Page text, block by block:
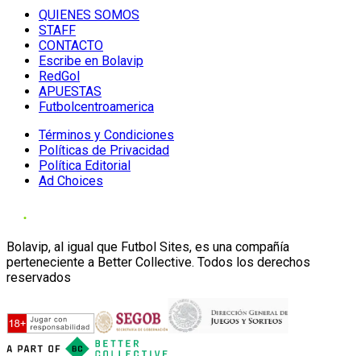
QUIENES SOMOS
STAFF
CONTACTO
Escribe en Bolavip
RedGol
APUESTAS
Futbolcentroamerica
Términos y Condiciones
Políticas de Privacidad
Política Editorial
Ad Choices
Bolavip, al igual que Futbol Sites, es una compañía
perteneciente a Better Collective. Todos los derechos
reservados